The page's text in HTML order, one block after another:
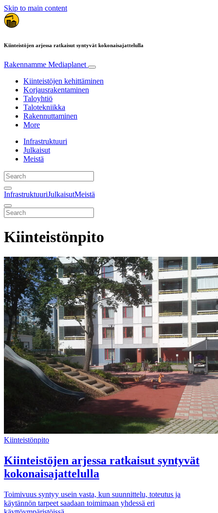
Skip to main content
Kiinteistöjen arjessa ratkaisut syntyvät kokonaisajattelulla
Rakennamme Mediaplanet
Kiinteistöjen kehittäminen
Korjausrakentaminen
Taloyhtiö
Talotekniikka
Rakennuttaminen
More
Infrastruktuuri
Julkaisut
Meistä
InfrastruktuuriJulkaisutMeistä
Kiinteistönpito
Kiinteistönpito
Kiinteistöjen arjessa ratkaisut syntyvät
kokonaisajattelulla
Toimivuus syntyy usein vasta, kun suunnittelu, toteutus ja
käytännön tarpeet saadaan toimimaan yhdessä eri